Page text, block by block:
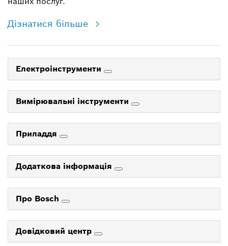
Дізнатися більше
Електроінструменти
Вимірювальні інструменти
Приладдя
Додаткова інформація
Про Bosch
Довідковий центр